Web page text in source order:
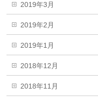
2019年3月
2019年2月
2019年1月
2018年12月
2018年11月